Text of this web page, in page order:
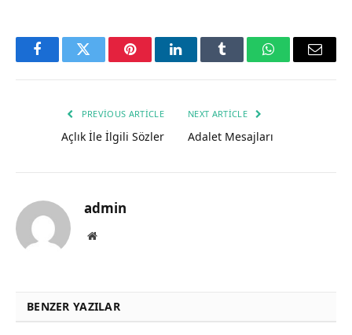
FacebookTwitter PinterestLinkedInTumblr WhatsAppEmail
PREVIOUS ARTICLE
Açlık İle İlgili Sözler
NEXT ARTICLE
Adalet Mesajları
admin
Website
BENZER YAZILAR